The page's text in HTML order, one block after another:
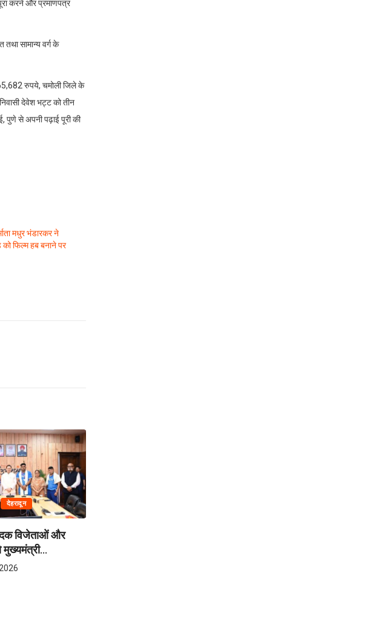
करने और प्रमाणपत्र
सामान्य वर्ग के
65,682 रुपये, चमोली जिले के
देवेश भट्ट को तीन
पुणे से अपनी पढ़ाई पूरी की
मधुर भंडारकर ने
फिल्म हब बनाने पर
देहरादून
विजेताओं और
मुख्यमंत्री...